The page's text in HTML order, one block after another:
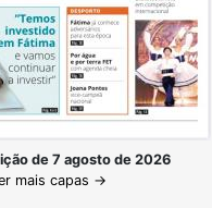
de 7 agosto de 2026
mais capas →